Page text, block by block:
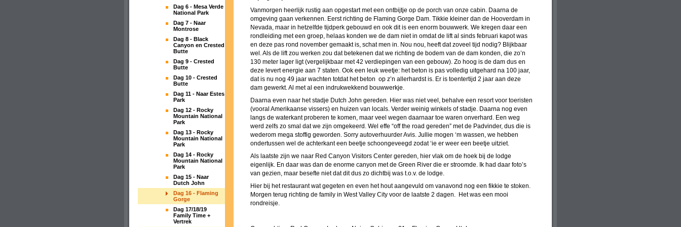
Vanmorgen heerlijk rustig aan opgestart met een ontbijtje op de porch van onze cabin. Daarna de
omgeving gaan verkennen. Eerst richting de Flaming Gorge Dam. Tikkie kleiner dan de Hooverdam in
Nevada, maar in hetzelfde tijdperk gebouwd en ook dit is een enorm bouwwerk. We kregen daar een
rondleiding met een groep, helaas konden we de dam niet in omdat de lift al sinds februari kapot was
en deze pas rond november gemaakt is, schat men in. Nou nou, heeft dat zoveel tijd nodig? Blijkbaar
wel. Als de lift zou werken zou dat betekenen dat we richting de bodem van de dam konden, die zo’n
130 meter lager ligt (vergelijkbaar met 42 verdiepingen van een gebouw). Zo hoog is de dam dus en
deze levert energie aan 7 staten. Ook een leuk weetje: het beton is pas volledig uitgehard na 100 jaar,
dat is nu nog 49 jaar wachten totdat het beton op z’n allerhardst is. Er is toentertijd 2 jaar aan deze
dam gewerkt. Al met al een indrukwekkend bouwwerkje.
Daarna even naar het stadje Dutch John gereden. Hier was niet veel, behalve een resort voor toeristen
(vooral Amerikaanse vissers) en huizen van locals. Verder weinig winkels of stadje. Daarna nog even
langs de waterkant proberen te komen, maar veel wegen daarnaar toe waren onverhard. Een weg
werd zelfs zo smal dat we zijn omgekeerd. Wel effe “off the road gereden” met de Padvinder, dus die is
wederom mega stoffig geworden. Sorry autoverhuurder Avis. Jullie mogen ‘m wassen, we hebben
ondertussen wel de achterkant een beetje schoongeveegd zodat ‘ie er weer een beetje uitziet.
Als laatste zijn we naar Red Canyon Visitors Center gereden, hier vlak om de hoek bij de lodge
eigenlijk. En daar was dan de enorme canyon met de Green River die er stroomde. Ik had daar foto’s
van gezien, maar besefte niet dat dit dus zo dichtbij was t.o.v. de lodge.
Hier bij het restaurant wat gegeten en even het hout aangevuld om vanavond nog een fikkie te stoken.
Morgen terug richting de family in West Valley City voor de laatste 2 dagen. Het was een mooi
rondreisje.
Dag 6 - Mesa Verde
National Park
Dag 7 - Naar
Montrose
Dag 8 - Black
Canyon en Crested
Butte
Dag 9 - Crested
Butte
Dag 10 - Crested
Butte
Dag 11 - Naar Estes
Park
Dag 12 - Rocky
Mountain National
Park
Dag 13 - Rocky
Mountain National
Park
Dag 14 - Rocky
Mountain National
Park
Dag 15 - Naar
Dutch John
Dag 16 - Flaming
Gorge
Dag 17/18/19
Family Time +
Vertrek